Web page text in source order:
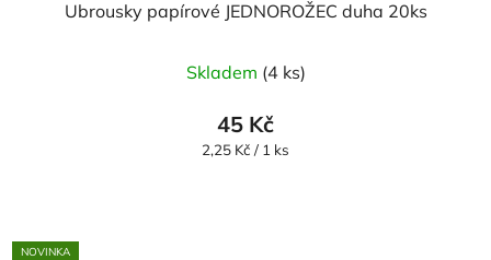
Ubrousky papírové JEDNOROŽEC duha 20ks
Skladem (4 ks)
45 Kč
Měrná
2,25 Kč / 1 ks
NOVINKA